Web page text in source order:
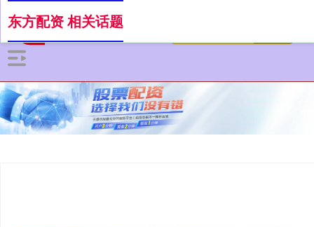
东方配资 相关话题